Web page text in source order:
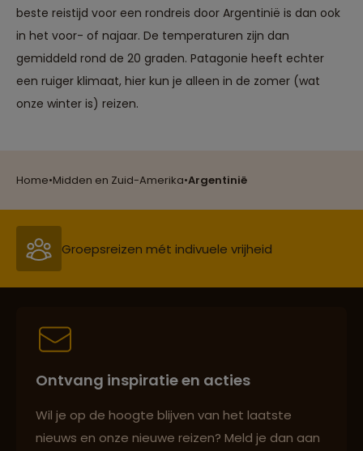
Home•Midden en Zuid-Amerika•Argentinië
beste reistijd voor een rondreis door Argentinië is dan ook
in het voor- of najaar. De temperaturen zijn dan
gemiddeld rond de 20 graden. Patagonie heeft echter
een ruiger klimaat, hier kun je alleen in de zomer (wat
onze winter is) reizen.
Best beoordeelde reisroutes
Reizen met oog voor mens, cultuur en milieu
Ontvang inspiratie en acties
Wil je op de hoogte blijven van het laatste
nieuws en onze nieuwe reizen? Meld je dan aan